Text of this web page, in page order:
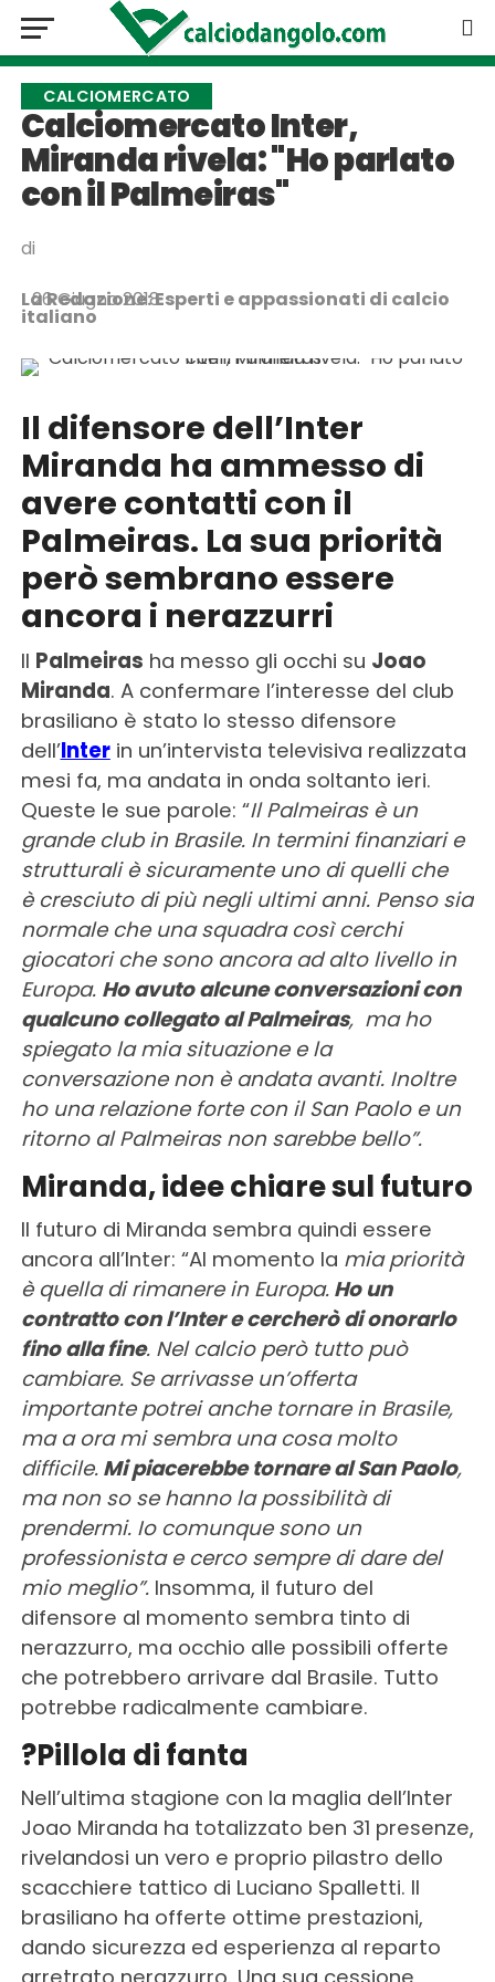
CALCIOMERCATO
Calciomercato Inter,
Miranda rivela: "Ho parlato
con il Palmeiras"
di
La Redazione: Esperti e appassionati di calcio
italiano
26 Giugno 2018
Il difensore dell’Inter
Miranda ha ammesso di
avere contatti con il
Palmeiras. La sua priorità
però sembrano essere
ancora i nerazzurri
Il Palmeiras ha messo gli occhi su Joao
Miranda. A confermare l’interesse del club
brasiliano è stato lo stesso difensore
dell’Interin un’intervista televisiva realizzata
mesi fa, ma andata in onda soltanto ieri.
Queste le sue parole: “Il Palmeiras è un
grande club in Brasile. In termini finanziari e
strutturali è sicuramente uno di quelli che
è cresciuto di più negli ultimi anni. Penso sia
normale che una squadra così cerchi
giocatori che sono ancora ad alto livello in
Europa. Ho avuto alcune conversazioni con
qualcuno collegato al Palmeiras, ma ho
spiegato la mia situazione e la
conversazione non è andata avanti. Inoltre
ho una relazione forte con il San Paolo e un
ritorno al Palmeiras non sarebbe bello”.
Miranda, idee chiare sul futuro
Il futuro di Miranda sembra quindi essere
ancora all’Inter: “Al momento la mia priorità
è quella di rimanere in Europa.Ho un
contratto con l’Inter e cercherò di onorarlo
fino alla fine. Nel calcio però tutto può
cambiare. Se arrivasse un’offerta
importante potrei anche tornare in Brasile,
ma a ora mi sembra una cosa molto
difficile.Mi piacerebbe tornare al San Paolo,
ma non so se hanno la possibilità di
prendermi. Io comunque sono un
professionista e cerco sempre di dare del
mio meglio”. Insomma, il futuro del
difensore al momento sembra tinto di
nerazzurro, ma occhio alle possibili offerte
che potrebbero arrivare dal Brasile. Tutto
potrebbe radicalmente cambiare.
?Pillola di fanta
Nell’ultima stagione con la maglia dell’Inter
Joao Miranda ha totalizzato ben 31 presenze,
rivelandosi un vero e proprio pilastro dello
scacchiere tattico di Luciano Spalletti. Il
brasiliano ha offerte ottime prestazioni,
dando sicurezza ed esperienza al reparto